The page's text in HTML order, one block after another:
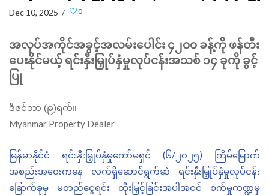
Dec 10, 2025 / 0
အလုပ်အကိုင်အခွင့်အလမ်းပေါင်း ၄၂၀၀ ခန့်ကို ဖန်တီး
ပေးနိုင်မယ့် ရင်းနှီးမြှုပ်နှံမှုလုပ်ငန်းအသစ် ၁၄ ခုကို ခွင့်
ပြု
ဒီဇင်ဘာ (၉)ရက်။
Myanmar Property Dealer
မြန်မာနိုင်ငံ ရင်းနှီးမြှုပ်နှံမှုကော်မရှင် (၆/ ၂၀၂၅)
ကြိမ်မြောက်
အစည်းအဝေးကနေ လက်ရှိဆောင်ရွက်ဆဲ
ရင်းနှီးမြှုပ်နှံမှုလုပ်ငန်း
ခြောက်ခုမှ
မတည်ငွေရင်း တိုးမြှင့်ခြင်းအပါအဝင်
စက်မှုကဏ္ဍမှ